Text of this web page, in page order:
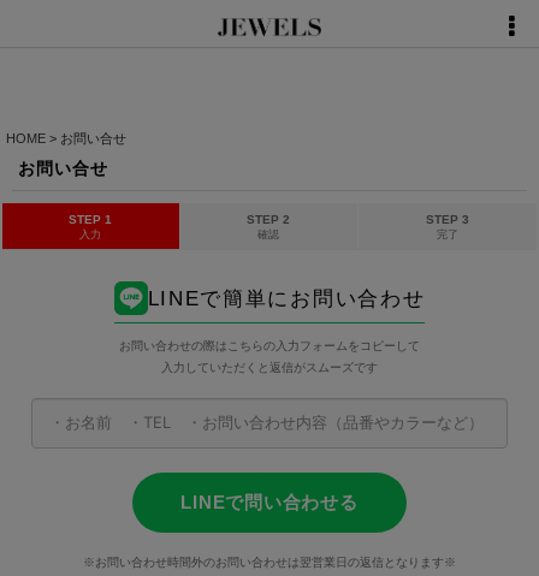
HOME > お問い合せ
お問い合せ
STEP 1
入力
STEP 2
確認
STEP 3
完了
LINEで簡単にお問い合わせ
お問い合わせの際はこちらの入力フォームをコピーして
入力していただくと返信がスムーズです
LINEで問い合わせる
※お問い合わせ時間外のお問い合わせは翌営業日の返信となります※